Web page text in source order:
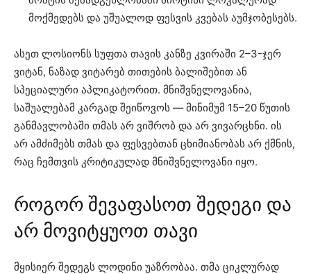
მოქმედებს და უშუალოდ ფესვის კვებას აუმჯობესებს.
ასეთ ლოსიონს სუფთა თავის კანზე კვირაში 2–3-ჯერ
ვიტან, ნაზად ვიტარებ თითების ბალიშებით ან
სპეციალური აპლიკატორით. მნიშვნელოვანია,
საშუალებამ კარგად შეიწოვოს — მინიმუმ 15–20 წუთის
განმავლობაში თმას არ ვიშრობ და არ ვივარცხნი. ის
არ ამძიმებს თმას და ფესვებთან ცხიმიანობას არ ქმნის,
რაც ჩემთვის კრიტიკულად მნიშვნელოვანი იყო.
როგორ შევაფასოთ შედეგი და
არ მოვიტყუოთ თავი
მყისიერ შედეგს ლოდინი უაზრობაა. თმა ციკლურად